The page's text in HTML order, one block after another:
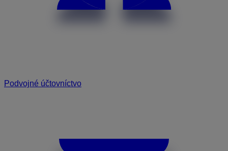
Podvojné účtovníctvo